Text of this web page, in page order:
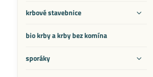
krbové stavebnice
bio krby a krby bez komína
sporáky